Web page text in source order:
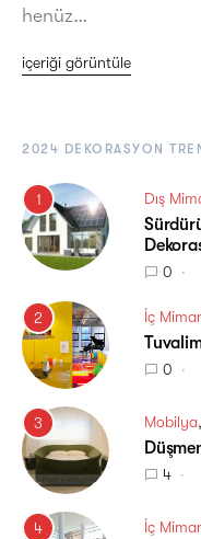
henüz…
içeriği görüntüle
2024 DEKORASYON
1 Dış
0
2 İç
0
3 Mobilya
4
4 İç